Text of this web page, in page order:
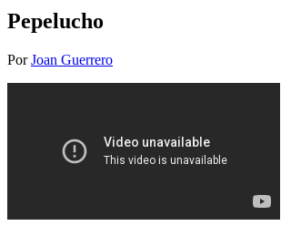
Pepelucho
PorJoan Guerrero